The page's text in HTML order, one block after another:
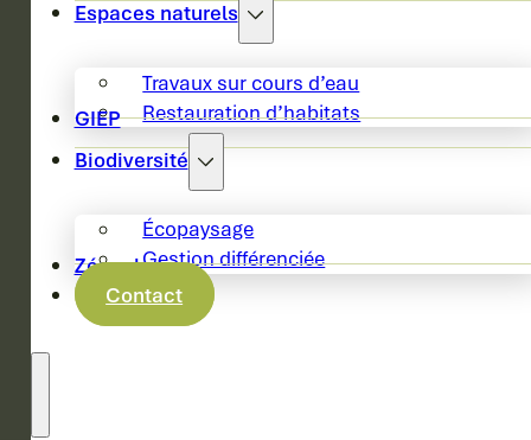
Espaces naturels
Travaux sur cours d’eau
Restauration d’habitats
GIEP
Biodiversité
Écopaysage
Gestion différenciée
Zéro phyto
Contact